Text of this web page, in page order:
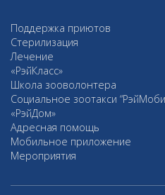
Поддержка приютов
Стерилизация
Лечение
«РэйКласс»
Школа зооволонтера
Социальное зоотакси
«РэйДом»
Адресная помощь
Мобильное приложение
Мероприятия